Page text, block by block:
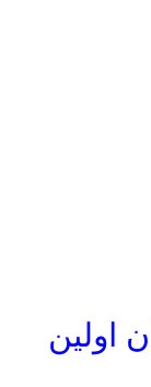
اولین